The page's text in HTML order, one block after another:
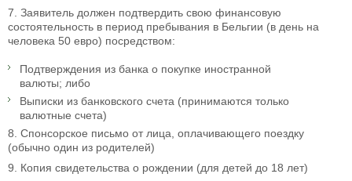
7. Заявитель должен подтвердить свою финансовую
состоятельность в период пребывания в Бельгии (в день на
человека 50 евро) посредством:
Подтверждения из банка о покупке иностранной
валюты; либо
Выписки из банковского счета (принимаются только
валютные счета)
8. Спонсорское письмо от лица, оплачивающего поездку
(обычно один из родителей)
9. Копия свидетельства о рождении (для детей до 18 лет)